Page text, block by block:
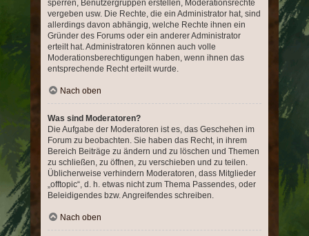
sperren, Benutzergruppen erstellen, Moderationsrechte
vergeben usw. Die Rechte, die ein Administrator hat, sind
allerdings davon abhängig, welche Rechte ihnen ein
Gründer des Forums oder ein anderer Administrator
erteilt hat. Administratoren können auch volle
Moderationsberechtigungen haben, wenn ihnen das
entsprechende Recht erteilt wurde.
Nach oben
Was sind Moderatoren?
Die Aufgabe der Moderatoren ist es, das Geschehen im
Forum zu beobachten. Sie haben das Recht, in ihrem
Bereich Beiträge zu ändern und zu löschen und Themen
zu schließen, zu öffnen, zu verschieben und zu teilen.
Üblicherweise verhindern Moderatoren, dass Mitglieder
„offtopic“, d. h. etwas nicht zum Thema Passendes, oder
Beleidigendes bzw. Angreifendes schreiben.
Nach oben